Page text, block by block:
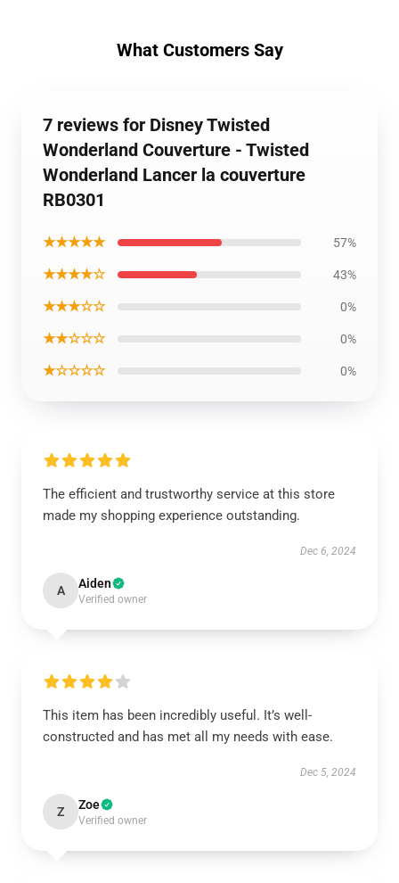
What Customers Say
7 reviews for Disney Twisted
Wonderland Couverture - Twisted
Wonderland Lancer la couverture
RB0301
★★★★★ 57%
★★★★☆ 43%
★★★☆☆ 0%
★★☆☆☆ 0%
★☆☆☆☆ 0%
The efficient and trustworthy service at this store
made my shopping experience outstanding.
Dec 6, 2024
A Aiden
Verified owner
This item has been incredibly useful. It’s well-
constructed and has met all my needs with ease.
Dec 5, 2024
Z Zoe
Verified owner